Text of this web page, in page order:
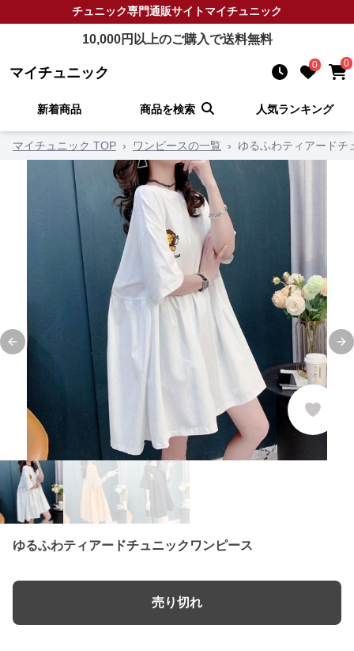
チュニック専門通販サイトマイチュニック
10,000円以上のご購入で送料無料
マイチュニック 0 0
新着商品 商品を検索 人気ランキング
マイチュニック TOP › ワンピースの一覧 › ゆるふわティアードチ
Previous slide
ゆるふわティアードチュニックワンピース
売り切れ